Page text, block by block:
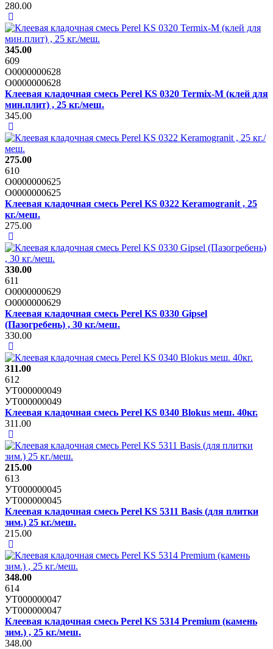
280.00
345.00
609
О0000000628
О0000000628
Клеевая кладочная смесь Perel KS 0320 Termix-М (клей для
мин.плит) , 25 кг./меш.
345.00
275.00
610
О0000000625
О0000000625
Клеевая кладочная смесь Perel KS 0322 Keramogranit , 25
кг./меш.
275.00
330.00
611
О0000000629
О0000000629
Клеевая кладочная смесь Perel KS 0330 Gipsel
(Пазогребень) , 30 кг./меш.
330.00
311.00
612
УТ000000049
УТ000000049
Клеевая кладочная смесь Perel KS 0340 Blokus меш. 40кг.
311.00
215.00
613
УТ000000045
УТ000000045
Клеевая кладочная смесь Perel KS 5311 Basis (для плитки
зим.) 25 кг./меш.
215.00
348.00
614
УТ000000047
УТ000000047
Клеевая кладочная смесь Perel KS 5314 Premium (камень
зим.) , 25 кг./меш.
348.00